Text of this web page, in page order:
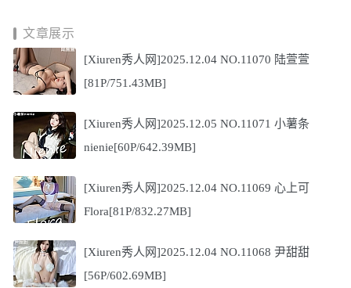
文章展示
[Xiuren秀人网]2025.12.04 NO.11070 陆萱萱
[81P/751.43MB]
[Xiuren秀人网]2025.12.05 NO.11071 小薯条
nienie[60P/642.39MB]
[Xiuren秀人网]2025.12.04 NO.11069 心上可
Flora[81P/832.27MB]
[Xiuren秀人网]2025.12.04 NO.11068 尹甜甜
[56P/602.69MB]